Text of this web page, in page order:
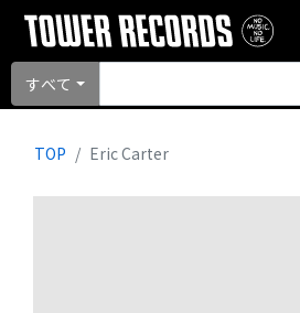
すべて
TOP Eric Carter